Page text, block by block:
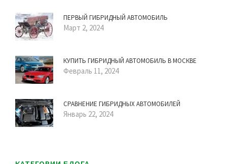
ПЕРВЫЙ ГИБРИДНЫЙ АВТОМОБИЛЬ
Март 2, 2024
КУПИТЬ ГИБРИДНЫЙ АВТОМОБИЛЬ В МОСКВЕ
Февраль 11, 2024
СРАВНЕНИЕ ГИБРИДНЫХ АВТОМОБИЛЕЙ
Январь 22, 2024